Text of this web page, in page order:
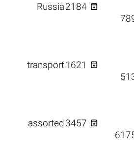
Russia2184 
transport1621 
assorted 3457 